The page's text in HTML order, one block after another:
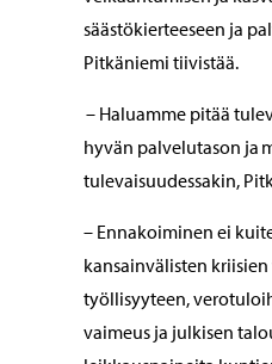
säästökierteeseen ja
Pitkäniemi tiivistää.
– Haluamme pitää
hyvän palvelutason ja
tulevaisuudessakin,
– Ennakoiminen ei
kansainvälisten
työllisyyteen,
vaimeus ja julkisen